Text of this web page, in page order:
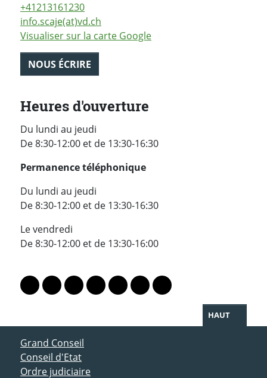
+41213161230
info.scaje(at)vd.ch
Visualiser sur la carte Google
NOUS ÉCRIRE
Heures d'ouverture
Du lundi au jeudi
De 8:30-12:00 et de 13:30-16:30
Permanence téléphonique
Du lundi au jeudi
De 8:30-12:00 et de 13:30-16:30
Le vendredi
De 8:30-12:00 et de 13:30-16:00
Lien vers le profil Mastodon
Lien vers le profil Bluesky
Lien vers le profil Instagram
Lien vers le profil Linkedin
Lien vers le profil Facebook
Lien vers le profil Twitter
Partager par WhatsApp
HAUT
ACCÈS DIRECT
Grand Conseil
Conseil d'Etat
Ordre judiciaire